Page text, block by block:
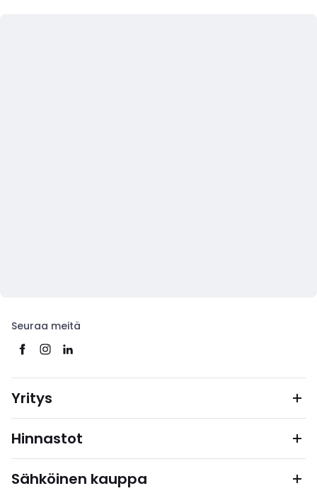
Seuraa meitä
Yritys
Hinnastot
Sähköinen kauppa